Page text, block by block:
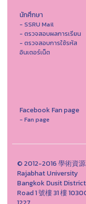
นักศึกษา
- SSRU Mail
- ตรวจสอบผลการเรียน
- ตรวจสอบการใช้รหัส
อินเตอร์เน็ต
Facebook Fan page
- Fan page
© 2012-2016 學術資
Rajabhat University
Bangkok Dusit
Road 1 號樓 31 樓